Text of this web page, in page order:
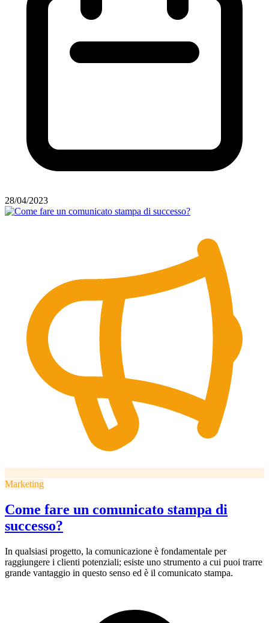
28/04/2023
Marketing
Come fare un comunicato stampa di
successo?
In qualsiasi progetto, la comunicazione è fondamentale per
raggiungere i clienti potenziali; esiste uno strumento a cui puoi trarre
grande vantaggio in questo senso ed è il comunicato stampa.